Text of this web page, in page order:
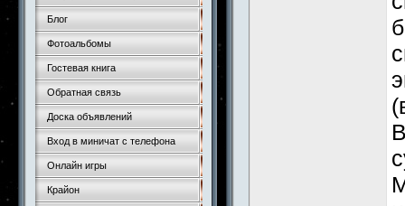
Блог
Фотоальбомы
Гостевая книга
Обратная связь
Доска объявлений
Вход в миничат с телефона
Онлайн игры
Крайон